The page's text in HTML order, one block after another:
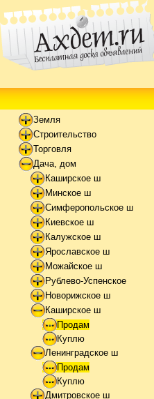
Земля
Строительство
Торговля
Дача, дом
Каширское ш
Минское ш
Симферопольское ш
Киевское ш
Калужское ш
Ярославское ш
Можайское ш
Рублево-Успенское
Новорижское ш
Каширское ш
Продам
Куплю
Ленинградское ш
Продам
Куплю
Дмитровское ш